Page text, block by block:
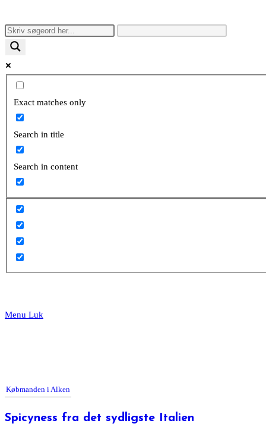
search
Exact matches only
Search in title
Search in content
Menu Luk
Købmanden i Alken
Spicyness fra det sydligste Italien